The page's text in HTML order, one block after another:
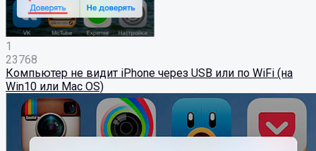
1
23768
Компьютер не видит iPhone через USB или по WiFi (на
Win10 или Mac OS)